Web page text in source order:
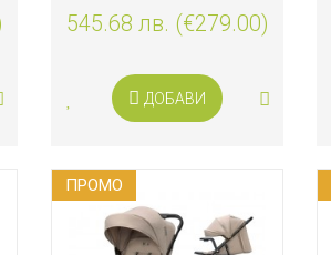
545.68 лв. (€279.00)
ДОБАВИ
ПРОМO